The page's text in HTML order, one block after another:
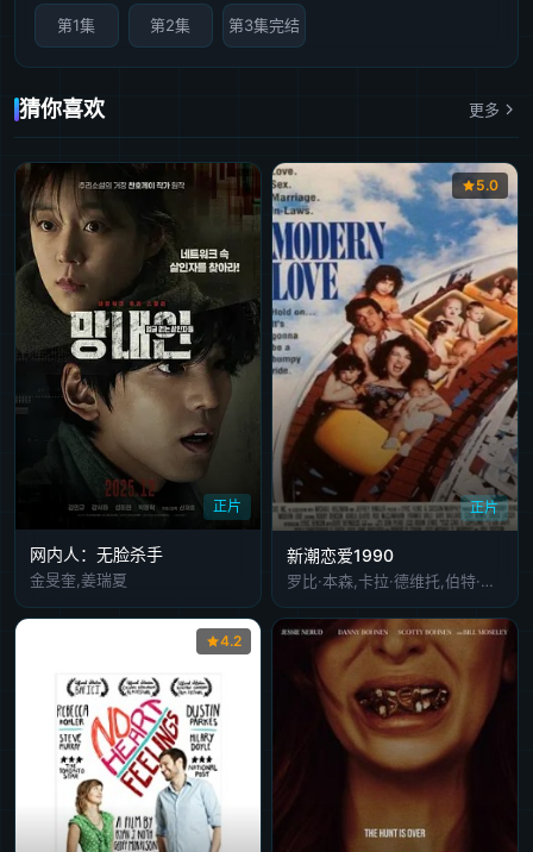
第1集 第2集 第3集完结
猜你喜欢 更多
正片
网内人：无脸杀手
金旻奎,姜瑞夏
正片
5.0
新潮恋爱1990
罗比·本森,卡拉·德维托,伯特·雷诺兹,露·麦克拉纳罕,露易丝·拉塞尔
4.2